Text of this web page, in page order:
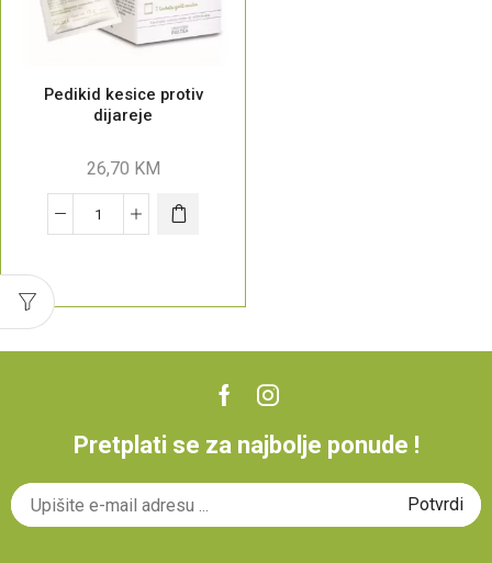
Pedikid kesice protiv
dijareje
26,70 KM
Pretplati se za najbolje ponude !